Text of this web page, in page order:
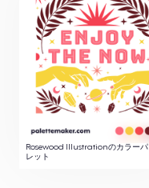
Rosewood Illustrationのカラーパ
レット